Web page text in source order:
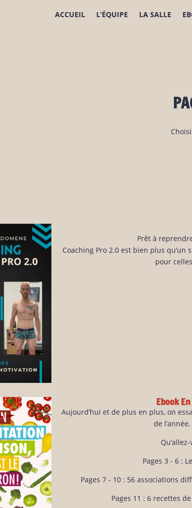
ACCUEIL L’ÉQUIPE LA SALLE
Prêt à
Coaching Pro 2.0 est bien plus qu’un
pour
Ebook
Aujourd’hui et de plus en plus, on
de
Pages 3 - 6 :
Pages 7 - 10 : 56 associations
Pages 11 : 6 recettes